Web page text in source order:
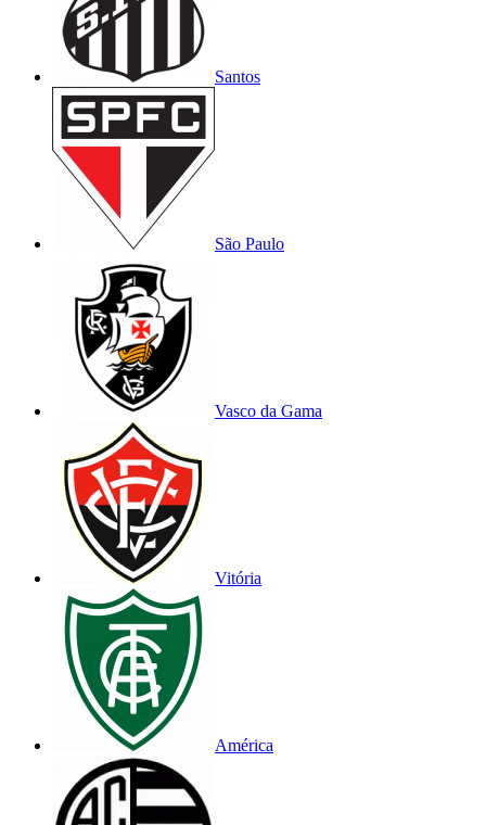
Santos
São Paulo
Vasco da Gama
Vitória
América